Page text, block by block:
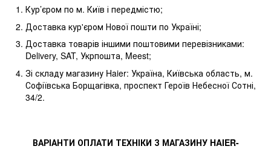
Кур’єром по м. Київ і передмістю;
Доставка кур'єром Нової пошти по Україні;
Доставка товарів іншими поштовими перевізниками:
Delivery, SAT, Укрпошта, Meest;
Зі складу магазину Haier: Україна, Київська область, м.
Софіївська Борщагівка, проспект Героїв Небесної Сотні,
34/2.
ВАРІАНТИ ОПЛАТИ ТЕХНІКИ З МАГАЗИНУ HAIER-